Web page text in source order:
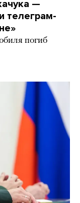
—
телеграм-
погиб